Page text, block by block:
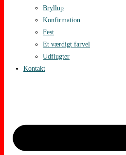
Bryllup
Konfirmation
Fest
Et værdigt farvel
Udflugter
Kontakt